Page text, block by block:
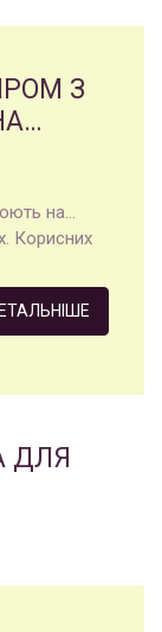
З
на…
Корисних
ДЛЯ